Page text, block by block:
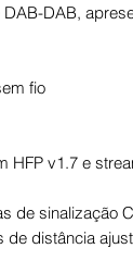
DAB,
fio
HFP v1.7 e
de sinalização
distância